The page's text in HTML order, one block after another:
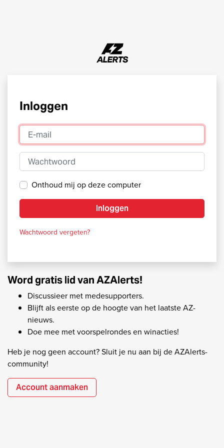
Inloggen
E-mail
Wachtwoord
Onthoud mij op deze computer
Inloggen
Wachtwoord vergeten?
Word gratis lid van AZAlerts!
Discussieer met medesupporters.
Blijft als eerste op de hoogte van het laatste AZ-
nieuws.
Doe mee met voorspelrondes en winacties!
Heb je nog geen account? Sluit je nu aan bij de AZAlerts-
community!
Account aanmaken